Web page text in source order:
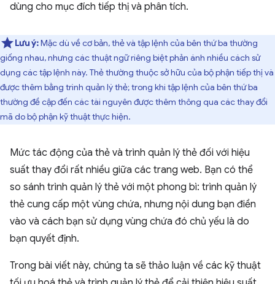
dùng cho mục đích tiếp thị và phân tích.
Lưu ý:Mặc dù về cơ bản, thẻ và tập lệnh của bên thứ ba thường
giống nhau, nhưng các thuật ngữ riêng biệt phản ánh nhiều cách sử
dụng các tập lệnh này. Thẻ thường thuộc sở hữu của bộ phận tiếp thị và
được thêm bằng trình quản lý thẻ; trong khi tập lệnh của bên thứ ba
thường đề cập đến các tài nguyên được thêm thông qua các thay đổi
mã do bộ phận kỹ thuật thực hiện.
Mức tác động của thẻ và trình quản lý thẻ đối với hiệu
suất thay đổi rất nhiều giữa các trang web. Bạn có thể
so sánh trình quản lý thẻ với một phong bì: trình quản lý
thẻ cung cấp một vùng chứa, nhưng nội dung bạn điền
vào và cách bạn sử dụng vùng chứa đó chủ yếu là do
bạn quyết định.
Trong bài viết này, chúng ta sẽ thảo luận về các kỹ thuật